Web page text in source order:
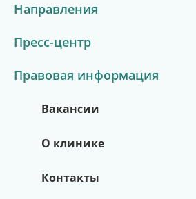
Направления
Пресс-центр
Правовая информация
Вакансии
О клинике
Контакты